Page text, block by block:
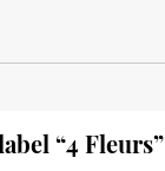
“4 Fleurs”